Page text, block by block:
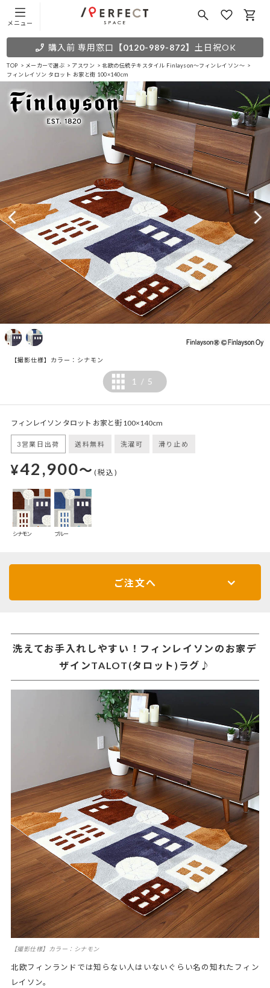
メニュー
購入前 専用窓口 【0120-989-872】 土日祝OK
TOP メーカーで選ぶ アスワン
北欧の伝統テキスタイル Finlayson～フィンレイソン～
フィンレイソン タロット お家と街 100×140cm
【撮影仕様】カラー：シナモン
1 / 5
フィンレイソン タロット お家と街 100×140cm
3営業日出荷 送料無料 洗濯可 滑り止め
¥42,900～ (税込)
シナモン ブルー
ご注文へ
洗えてお手入れしやすい！フィンレイソンのお家デ
ザインTALOT(タロット)ラグ♪
【撮影仕様】カラー：シナモン
北欧フィンランドでは知らない人はいないぐらい名の知れたフィン
レイソン。